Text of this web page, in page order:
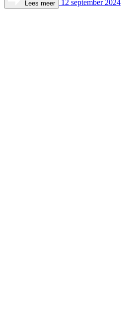
Lees meer 12 september 2024